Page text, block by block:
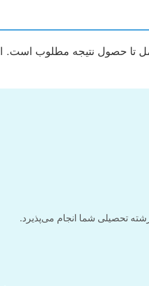
تا حصول نتیجه مطلوب است.
تحصیلی شما انجام می‌پذیرد.